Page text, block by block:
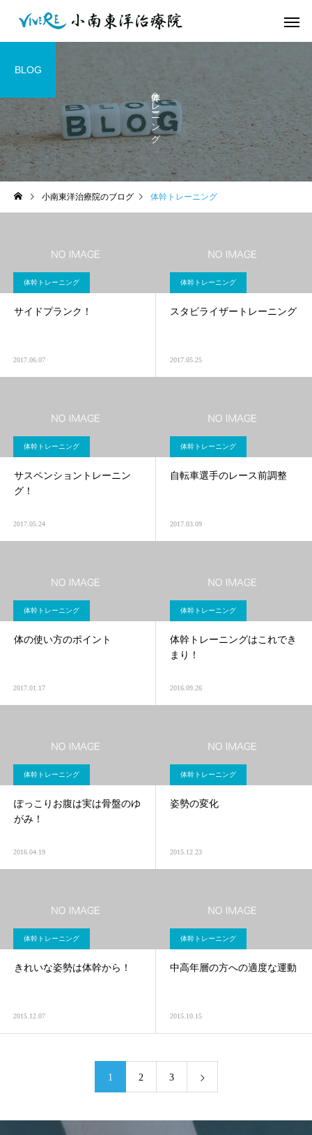
体幹トレーニング
BLOG
小南東洋治療院のブログ 体幹トレーニング
体幹トレーニング
サイドプランク！
2017.06.07
体幹トレーニング
スタビライザートレーニング
2017.05.25
体幹トレーニング
サスペンショントレーニン
グ！
2017.05.24
体幹トレーニング
自転車選手のレース前調整
2017.03.09
体幹トレーニング
体の使い方のポイント
2017.01.17
体幹トレーニング
体幹トレーニングはこれでき
まり！
2016.09.26
体幹トレーニング
ぽっこりお腹は実は骨盤のゆ
がみ！
2016.04.19
体幹トレーニング
姿勢の変化
2015.12.23
体幹トレーニング
きれいな姿勢は体幹から！
2015.12.07
体幹トレーニング
中高年層の方への適度な運動
2015.10.15
1 2 3